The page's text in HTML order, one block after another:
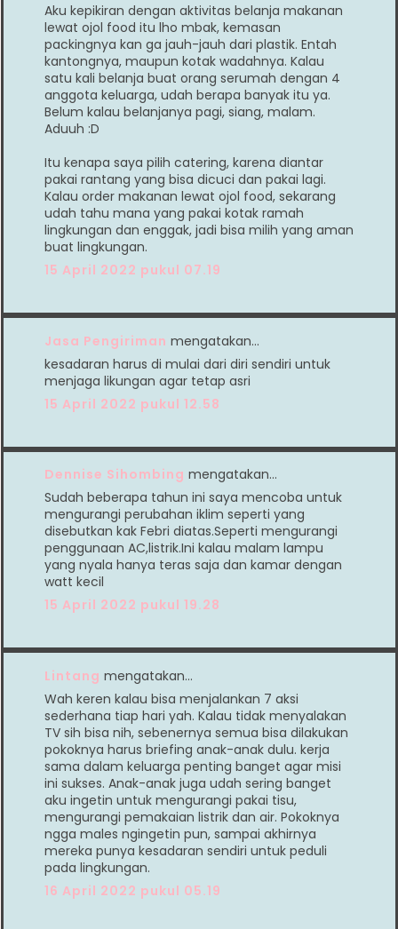
Aku kepikiran dengan aktivitas belanja makanan
lewat ojol food itu lho mbak, kemasan
packingnya kan ga jauh-jauh dari plastik. Entah
kantongnya, maupun kotak wadahnya. Kalau
satu kali belanja buat orang serumah dengan 4
anggota keluarga, udah berapa banyak itu ya.
Belum kalau belanjanya pagi, siang, malam.
Aduuh :D
Itu kenapa saya pilih catering, karena diantar
pakai rantang yang bisa dicuci dan pakai lagi.
Kalau order makanan lewat ojol food, sekarang
udah tahu mana yang pakai kotak ramah
lingkungan dan enggak, jadi bisa milih yang aman
buat lingkungan.
15 April 2022 pukul 07.19
Jasa Pengiriman mengatakan…
kesadaran harus di mulai dari diri sendiri untuk
menjaga likungan agar tetap asri
15 April 2022 pukul 12.58
Dennise Sihombing mengatakan…
Sudah beberapa tahun ini saya mencoba untuk
mengurangi perubahan iklim seperti yang
disebutkan kak Febri diatas.Seperti mengurangi
penggunaan AC,listrik.Ini kalau malam lampu
yang nyala hanya teras saja dan kamar dengan
watt kecil
15 April 2022 pukul 19.28
Lintang mengatakan…
Wah keren kalau bisa menjalankan 7 aksi
sederhana tiap hari yah. Kalau tidak menyalakan
TV sih bisa nih, sebenernya semua bisa dilakukan
pokoknya harus briefing anak-anak dulu. kerja
sama dalam keluarga penting banget agar misi
ini sukses. Anak-anak juga udah sering banget
aku ingetin untuk mengurangi pakai tisu,
mengurangi pemakaian listrik dan air. Pokoknya
ngga males ngingetin pun, sampai akhirnya
mereka punya kesadaran sendiri untuk peduli
pada lingkungan.
16 April 2022 pukul 05.19